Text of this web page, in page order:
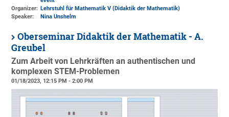
Organizer: Lehrstuhl für Mathematik V (Didaktik der Mathematik)
Speaker:
Nina Unshelm
Oberseminar Didaktik der Mathematik - A.
Greubel
Zum Arbeit von Lehrkräften an authentischen und
komplexen STEM-Problemen
01/18/2023, 12:15 PM - 2:00 PM